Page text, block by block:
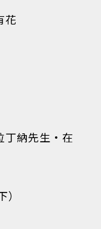
花
丁納先生•在